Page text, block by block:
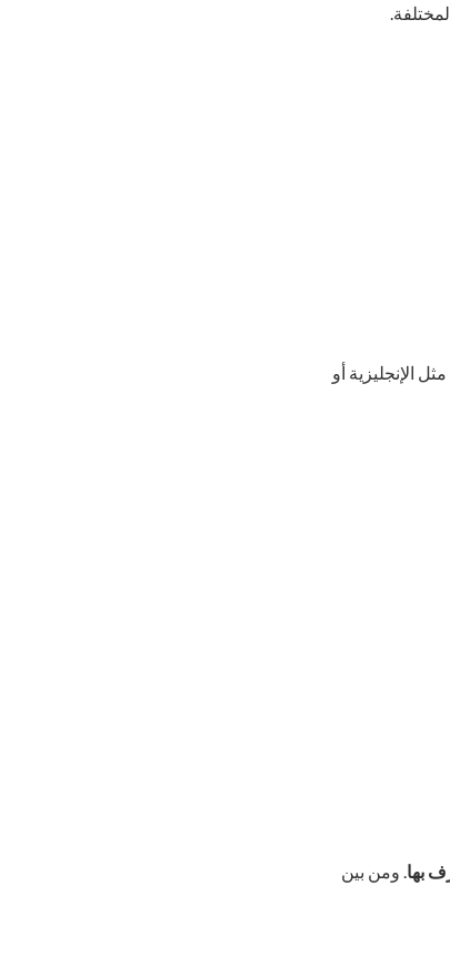
الإنجليزية أو
بها. ومن بين